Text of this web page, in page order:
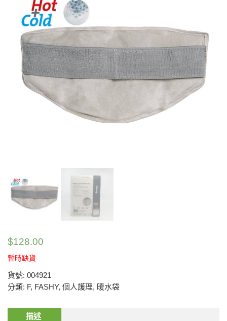
$128.00
暫時缺貨
貨號: 004921
分類: F, FASHY, 個人護理, 暖水袋
描述